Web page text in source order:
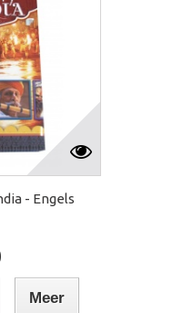
- Engels
Meer